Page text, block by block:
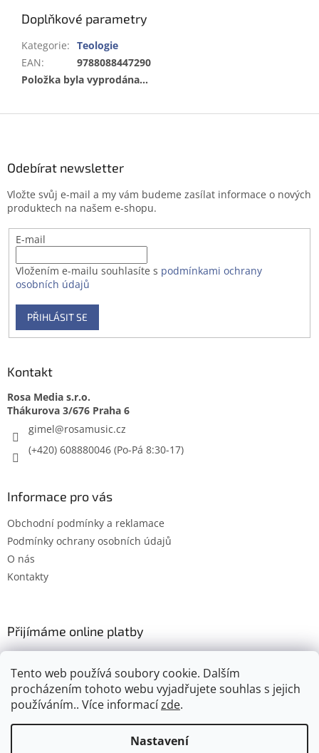
Tento web používá soubory cookie. Dalším
procházením tohoto webu vyjadřujete souhlas s jejich
používáním.. Více informacízde.
Nastavení
Doplňkové parametry
Kategorie: Teologie
EAN:
9788088447290
Položka byla vyprodána…
Odebírat newsletter
Vložte svůj e-mail a my vám budeme zasílat informace o nových
produktech na našem e-shopu.
E-mail
Vložením e-mailu souhlasíte s podmínkami ochrany
osobních údajů
PŘIHLÁSIT SE
Kontakt
Rosa Media s.r.o.
gimel@rosamusic.cz
(+420) 608880046
Informace pro vás
Obchodní podmínky a reklamace
Podmínky ochrany osobních údajů
O nás
Kontakty
Přijímáme online platby